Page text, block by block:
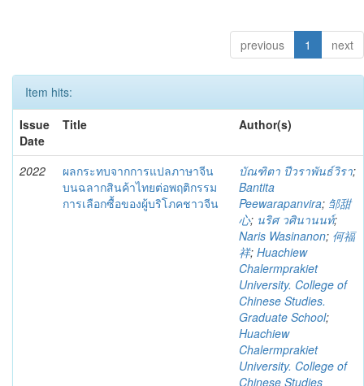
previous 1 next
Item hits:
Issue
Date
Title Author(s)
2022
ผลกระทบจากการแปลภาษาจีน
บนฉลากสินค้าไทยต่อพฤติกรรม
การเลือกซื้อของผู้บริโภคชาวจีน
บัณฑิตา ปีวราพันธ์วิรา;
Bantita
Peewarapanvira; 邹甜
心; นริศ วศินานนท์;
Naris Wasinanon; 何福
祥; Huachiew
Chalermprakiet
University. College of
Chinese Studies.
Graduate School;
Huachiew
Chalermprakiet
University. College of
Chinese Studies